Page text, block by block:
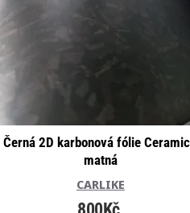
CARLIKE
Černá 2D karbonová fólie
matná